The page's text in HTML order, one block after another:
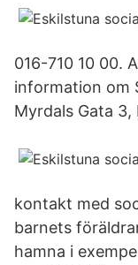
016-710 10 00.
information om
Myrdals Gata
kontakt med
barnets
hamna i